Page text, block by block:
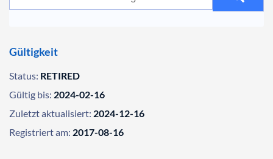
Gültigkeit
Status: RETIRED
Gültig bis: 2024-02-16
Zuletzt aktualisiert: 2024-12-16
Registriert am: 2017-08-16